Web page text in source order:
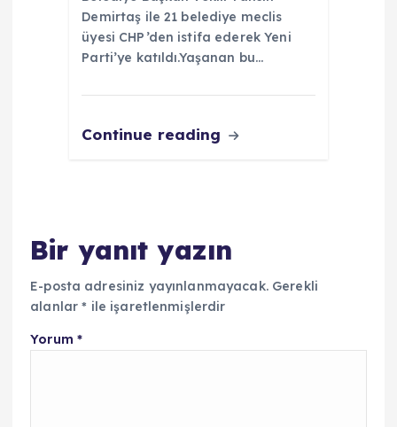
Demirtaş ile 21 belediye meclis
üyesi CHP’den istifa ederek Yeni
Parti’ye katıldı.Yaşanan bu…
Continue reading
Bir yanıt yazın
E-posta adresiniz yayınlanmayacak. Gerekli
alanlar* ile işaretlenmişlerdir
Yorum *